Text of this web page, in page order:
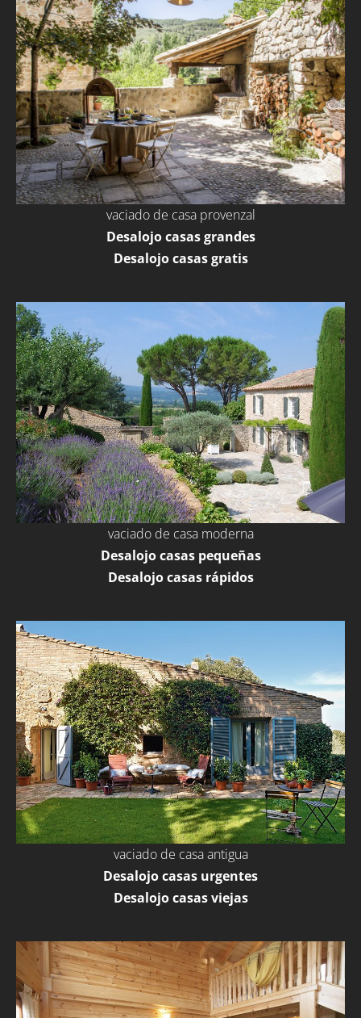
vaciado de casa provenzal
Desalojo casas grandes
Desalojo casas gratis
vaciado de casa moderna
Desalojo casas pequeñas
Desalojo casas rápidos
vaciado de casa antigua
Desalojo casas urgentes
Desalojo casas viejas